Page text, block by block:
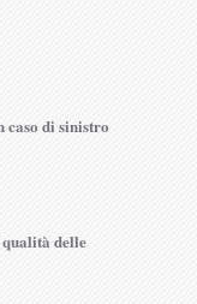
di sinistro
delle